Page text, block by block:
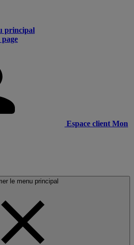
principal
Espace client Mon
le menu principal